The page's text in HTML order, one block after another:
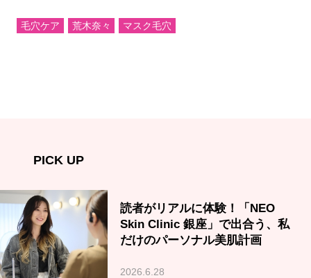
毛穴ケア 荒木奈々 マスク毛穴
PICK UP
読者がリアルに体験！「NEO
Skin Clinic 銀座」で出合う、私
だけのパーソナル美肌計画
2026.6.28